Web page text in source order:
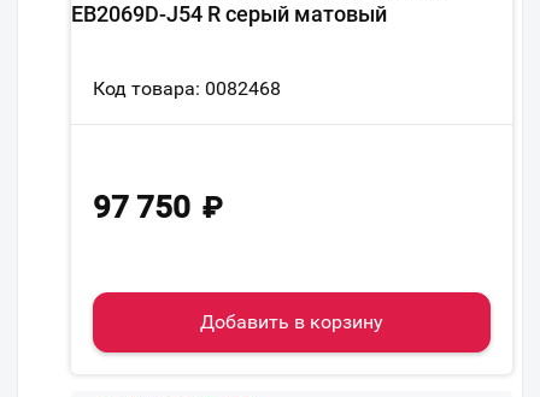
EB2069D-J54 R серый матовый
Код товара: 0082468
97 750 ₽
Добавить в корзину